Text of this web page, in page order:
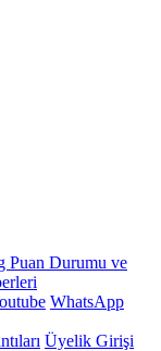
Puan Durumu ve
WhatsApp
Üyelik Girişi